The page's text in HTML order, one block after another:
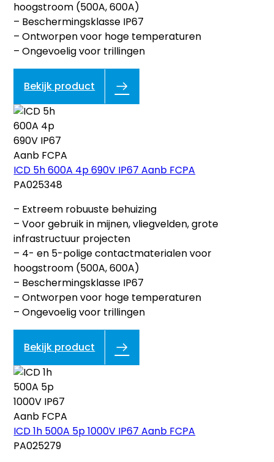
hoogstroom (500A, 600A)
– Beschermingsklasse IP67
– Ontworpen voor hoge temperaturen
– Ongevoelig voor trillingen
Bekijk product
ICD 5h 600A 4p 690V IP67 Aanb FCPA
PA025348
– Extreem robuuste behuizing
– Voor gebruik in mijnen, vliegvelden, grote
infrastructuur projecten
– 4- en 5-polige contactmaterialen voor
hoogstroom (500A, 600A)
– Beschermingsklasse IP67
– Ontworpen voor hoge temperaturen
– Ongevoelig voor trillingen
Bekijk product
ICD 1h 500A 5p 1000V IP67 Aanb FCPA
PA025279